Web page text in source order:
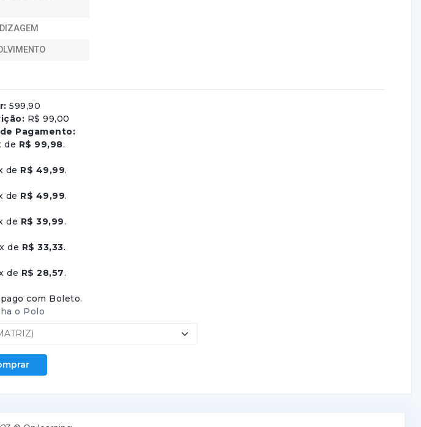
599,90
R$ 99,00
Pagamento:
de R$ 99,98.
de R$ 49,99.
de R$ 49,99.
de R$ 39,99.
de R$ 33,33.
de R$ 28,57.
com Boleto.
o Polo